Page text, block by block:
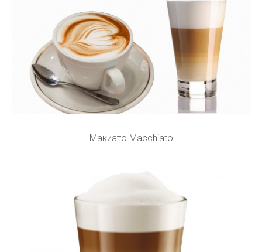
Макиато Macchiato